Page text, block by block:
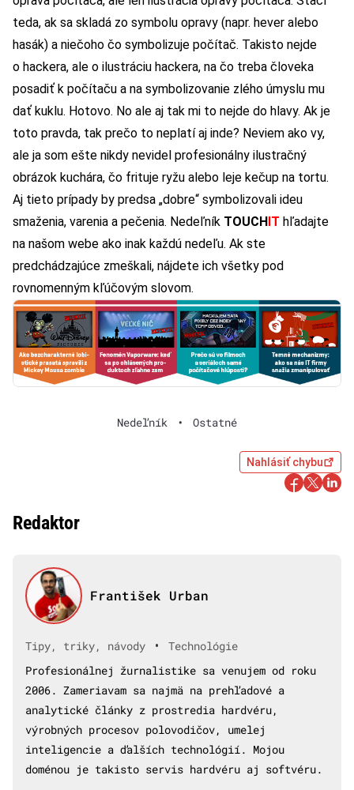
teda, ak sa skladá zo symbolu opravy (napr. hever alebo
hasák) a niečoho čo symbolizuje počítač. Takisto nejde
o hackera, ale o ilustráciu hackera, na čo treba človeka
posadiť k počítaču a na symbolizovanie zlého úmyslu mu
dať kuklu. Hotovo. No ale aj tak mi to nejde do hlavy. Ak je
toto pravda, tak prečo to neplatí aj inde? Neviem ako vy,
ale ja som ešte nikdy nevidel profesionálny ilustračný
obrázok kuchára, čo frituje ryžu alebo leje kečup na tortu.
Aj tieto prípady by predsa „dobre“ symbolizovali ideu
smaženia, varenia a pečenia. Nedeľník TOUCH IT hľadajte
na našom webe ako inak každú nedeľu. Ak ste
predchádzajúce zmeškali, nájdete ich všetky pod
rovnomenným kľúčovým slovom.
Nedeľník • Ostatné
Nahlásiť chybu
Redaktor
František Urban
Tipy, triky, návody •
Technológie
Profesionálnej žurnalistike sa venujem od roku
2006. Zameriavam sa najmä na prehľadové a
analytické články z prostredia hardvéru,
výrobných procesov polovodičov, umelej
inteligencie a ďalších technológií. Mojou
doménou je takisto servis hardvéru aj softvéru.